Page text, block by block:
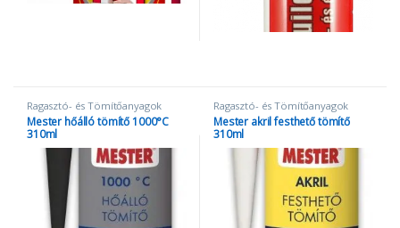
Ragasztó- és Tömítőanyagok
Mester hőálló tömítő 1000°C
310ml
Ragasztó- és Tömítőanyagok
Mester akril festhető tömítő
310ml